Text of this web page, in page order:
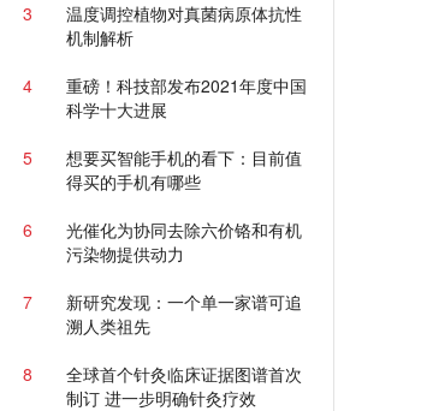
3
温度调控植物对真菌病原体抗性
机制解析
4
重磅！科技部发布2021年度中国
科学十大进展
5
想要买智能手机的看下：目前值
得买的手机有哪些
6
光催化为协同去除六价铬和有机
污染物提供动力
7
新研究发现：一个单一家谱可追
溯人类祖先
8
全球首个针灸临床证据图谱首次
制订 进一步明确针灸疗效